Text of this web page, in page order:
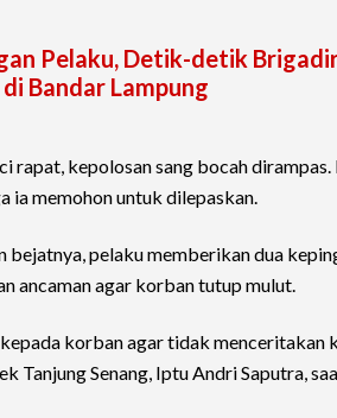
Pelaku, Detik-detik
Bandar Lampung
rapat, kepolosan sang bocah dirampas.
ia memohon untuk dilepaskan.
bejatnya, pelaku memberikan dua
ancaman agar korban tutup mulut.
korban agar tidak menceritakan
Tanjung Senang, Iptu Andri Saputra,